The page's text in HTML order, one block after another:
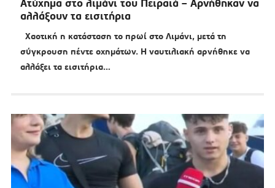
Ατύχημα στο λιμάνι του Πειραιά – Αρνήθηκαν να
αλλάξουν τα εισιτήρια
Χαοτική η κατάσταση το πρωί στο Λιμάνι, μετά τη
σύγκρουση πέντε οχημάτων. Η ναυτιλιακή αρνήθηκε να
αλλάξει τα εισιτήρια…